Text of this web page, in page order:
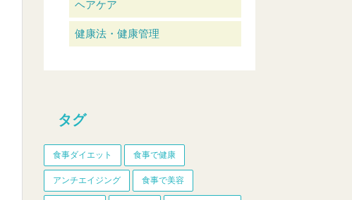
ヘアケア
健康法・健康管理
タグ
食事ダイエット 食事で健康
アンチエイジング 食事で美容